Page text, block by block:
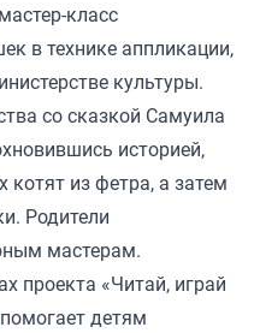
класс
в технике аппликации,
культуры.
со сказкой Самуила
историей,
котят из фетра, а затем
Родители
мастерам.
проекта «Читай, играй
детям